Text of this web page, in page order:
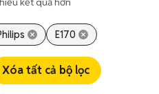
E170
Xóa tất cả bộ lọc